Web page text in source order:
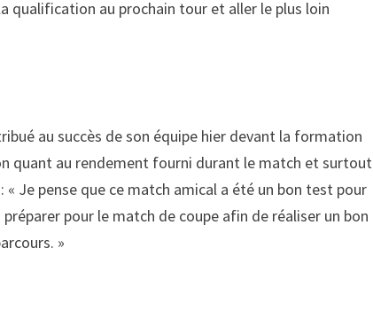
qualification au prochain tour et aller le plus loin
au succès de son équipe hier devant la formation
quant au rendement fourni durant le match et surtout
Je pense que ce match amical a été un bon test pour
pour le match de coupe afin de réaliser un bon
»